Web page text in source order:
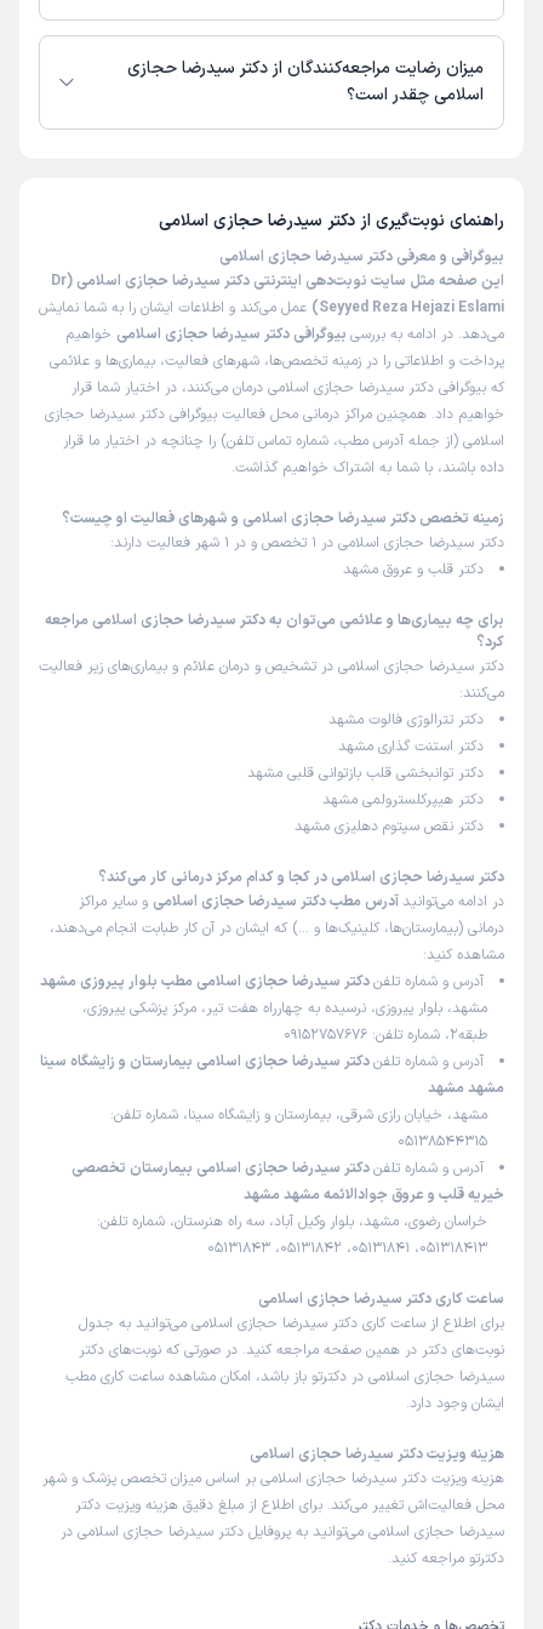
این پزشک را پیشنهاد نمیکنم
زمان انتظار:
بیش از 90 دقیقه
پیشنهاد نمیکنم
حدیثه
1404/08/01
)
این پزشک را پیشنهاد میکنم
زمان انتظار:
45-90 دقیقه
همه چی خوب دکتر عالی
علت مراجعه: انجام اکوکاردیوگرافی و تست ورزش
کاربر دکترتو
نوبت مطب از دکترتو
(
1404/07/20
این پزشک را پیشنهاد میکنم
زمان انتظار:
خوب بود
امیر
این پزشک را پیشنهاد میکنم
زمان انتظار:0-15 دقیقه
همه ی موارد عالی بود
علت مراجعه: کنترل فشار خون بالا و نارسایی قلبی
کاربر دکترتو
نوبت مطب از دکترتو
این پزشک را پیشنهاد میکنم
زمان انتظار:
دکتربسیار حاذق ودانا و خوش برخورد، با حوصله ایی هستند
علت مراجعه: کنترل فشار خون بالا و نارسایی قلبی
این پزشک را پیشنهاد میکنم
زمان انتظار:
عالی و بسیار دقیق با تشخیص عالی .
علت مراجعه: پیشگیری از بیماری‌های قلبی در افراد با ریسک بالا
احمد
نوبت مطب از دکترتو
دکتر سیدرضا حجازی اسلامی از روز دوشنبه 19 مرداد 1405 بیمار جدید
می‌پذیرند.
میزان رضایت مراجعه‌کنندگان از دکتر سیدرضا حجازی
اسلامی چقدر است؟
راهنمای نوبت‌گیری از دکتر سیدرضا حجازی اسلامی
بیوگرافی و معرفی دکتر سیدرضا حجازی اسلامی
این صفحه مثل سایت نوبت‌دهی اینترنتی دکتر سیدرضا حجازی اسلامی (Dr
Seyyed Reza Hejazi Eslami)
عمل می‌کند و اطلاعات ایشان را به شما نمایش
می‌دهد. در ادامه به بررسی بیوگرافی دکتر سیدرضا حجازی اسلامی خواهیم
پرداخت و اطلاعاتی را در زمینه تخصص‌ها، شهرهای فعالیت، بیماری‌ها و علائمی
که بیوگرافی دکتر سیدرضا حجازی اسلامی درمان می‌کنند، در اختیار شما قرار
خواهیم داد. همچنین مراکز درمانی محل فعالیت بیوگرافی دکتر سیدرضا حجازی
اسلامی (از جمله آدرس مطب، شماره تماس تلفن) را چنانچه در اختیار ما قرار
داده باشند، با شما به اشتراک خواهیم گذاشت.
زمینه تخصص دکتر سیدرضا حجازی اسلامی و شهرهای فعالیت او چیست؟
دکتر سیدرضا حجازی اسلامی در 1 تخصص و در 1 شهر فعالیت دارند:
دکتر قلب و عروق مشهد
برای چه بیماری‌ها و علائمی می‌توان به دکتر سیدرضا حجازی اسلامی مراجعه
کرد؟
دکتر سیدرضا حجازی اسلامی در تشخیص و درمان علائم و بیماری‌های زیر فعالیت
می‌کنند:
دکتر تترالوژی فالوت مشهد
دکتر استنت گذاری مشهد
دکتر توانبخشی قلب بازتوانی قلبی مشهد
دکتر هیپرکلسترولمی مشهد
دکتر نقص سپتوم دهلیزی مشهد
دکتر سیدرضا حجازی اسلامی در کجا و کدام مرکز درمانی کار می‌کند؟
در ادامه می‌توانید آدرس مطب دکتر سیدرضا حجازی اسلامی و سایر مراکز
درمانی (بیمارستان‌ها، کلینیک‌ها و …) که ایشان در آن کار طبابت انجام می‌دهند،
مشاهده کنید:
آدرس و شماره تلفندکتر سیدرضا حجازی اسلامی مطب بلوار پیروزی مشهد
مشهد، بلوار پیروزی، نرسیده به چهارراه هفت تیر، مرکز پزشکی پیروزی،
طبقه2، شماره تلفن: 09152757676
آدرس و شماره تلفندکتر سیدرضا حجازی اسلامی بیمارستان و زایشگاه سینا
مشهد مشهد
مشهد، خیابان رازی شرقی، بیمارستان و زایشگاه سینا، شماره تلفن:
05138544315
آدرس و شماره تلفندکتر سیدرضا حجازی اسلامی بیمارستان تخصصی
خیریه قلب و عروق جوادالائمه مشهد مشهد
خراسان رضوی، مشهد، بلوار وکیل آباد، سه راه هنرستان، شماره تلفن:
051318413، 05131841، 05131842، 05131843
ساعت کاری دکتر سیدرضا حجازی اسلامی
برای اطلاع از ساعت کاری دکتر سیدرضا حجازی اسلامی می‌توانید به جدول
نوبت‌های دکتر در همین صفحه مراجعه کنید. در صورتی که نوبت‌های دکتر
سیدرضا حجازی اسلامی در دکترتو باز باشد، امکان مشاهده ساعت کاری مطب
ایشان وجود دارد.
هزینه ویزیت دکتر سیدرضا حجازی اسلامی
هزینه ویزیت دکتر سیدرضا حجازی اسلامی بر اساس میزان تخصص پزشک و شهر
محل فعالیت‌اش تغییر می‌کند. برای اطلاع از مبلغ دقیق هزینه ویزیت دکتر
سیدرضا حجازی اسلامی می‌توانید به پروفایل دکتر سیدرضا حجازی اسلامی در
دکترتو مراجعه کنید.